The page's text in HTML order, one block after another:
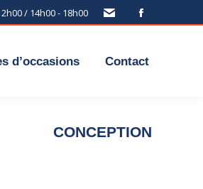
/ 14h00 - 18h00
d’occasions Contact
CONCEPTION